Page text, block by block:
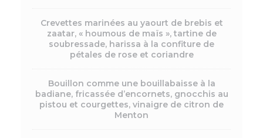
Crevettes marinées au yaourt de brebis et
zaatar, « houmous de maïs », tartine de
soubressade, harissa à la confiture de
pétales de rose et coriandre
Bouillon comme une bouillabaisse à la
badiane, fricassée d’encornets, gnocchis au
pistou et courgettes, vinaigre de citron de
Menton